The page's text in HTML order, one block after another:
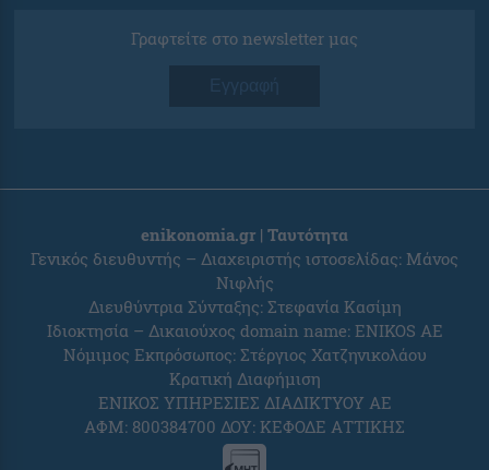
Γραφτείτε στο newsletter μας
Εγγραφή
enikonomia.gr | Ταυτότητα
Γενικός διευθυντής – Διαχειριστής ιστοσελίδας: Μάνος
Νιφλής
Διευθύντρια Σύνταξης: Στεφανία Κασίμη
Ιδιοκτησία – Δικαιούχος domain name: ENIKOS AE
Νόμιμος Εκπρόσωπος: Στέργιος Χατζηνικολάου
Κρατική Διαφήμιση
ΕΝΙΚΟΣ ΥΠΗΡΕΣΙΕΣ ΔΙΑΔΙΚΤΥΟΥ ΑΕ
ΑΦΜ: 800384700 ΔΟΥ: ΚΕΦΟΔΕ ΑΤΤΙΚΗΣ